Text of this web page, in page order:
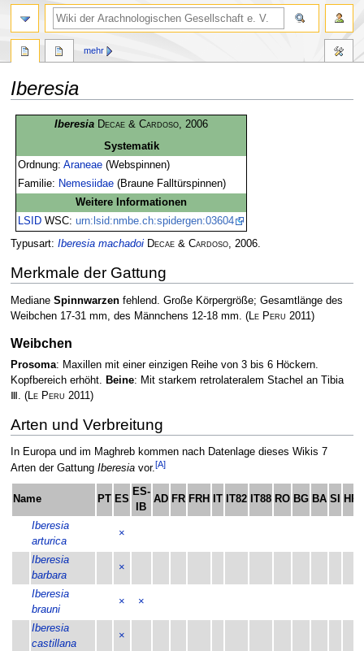
Iberesia
Iberesia Decae & Cardoso , 2006
Systematik
Ordnung:Araneae (Webspinnen)
Familie: Nemesiidae (Braune Falltürspinnen)
Weitere Informationen
LSID WSC:urn:lsid:nmbe.ch:spidergen:03604
Typusart: Iberesia machadoi Decae & Cardoso, 2006.
Merkmale der Gattung
Mediane Spinnwarzenfehlend. Große Körpergröße; Gesamtlänge des
Weibchen 17-31 mm, des Männchens 12-18 mm. (Le Peru 2011)
Weibchen
Prosoma: Maxillen mit einer einzigen Reihe von 3 bis 6 Höckern.
Kopfbereich erhöht. Beine: Mit starkem retrolateralem Stachel an Tibia
Ⅲ. (Le Peru 2011)
Arten und Verbreitung
In Europa und im Maghreb kommen nach Datenlage dieses Wikis 7
Arten der Gattung Iberesiavor.[A]
Name PT ES
ES-
IB
AD FR FRH IT IT82 IT88 RO BG BA SI HR
Iberesia
arturica
×
Iberesia
barbara
×
Iberesia
brauni
× ×
Iberesia
castillana
×
mehr